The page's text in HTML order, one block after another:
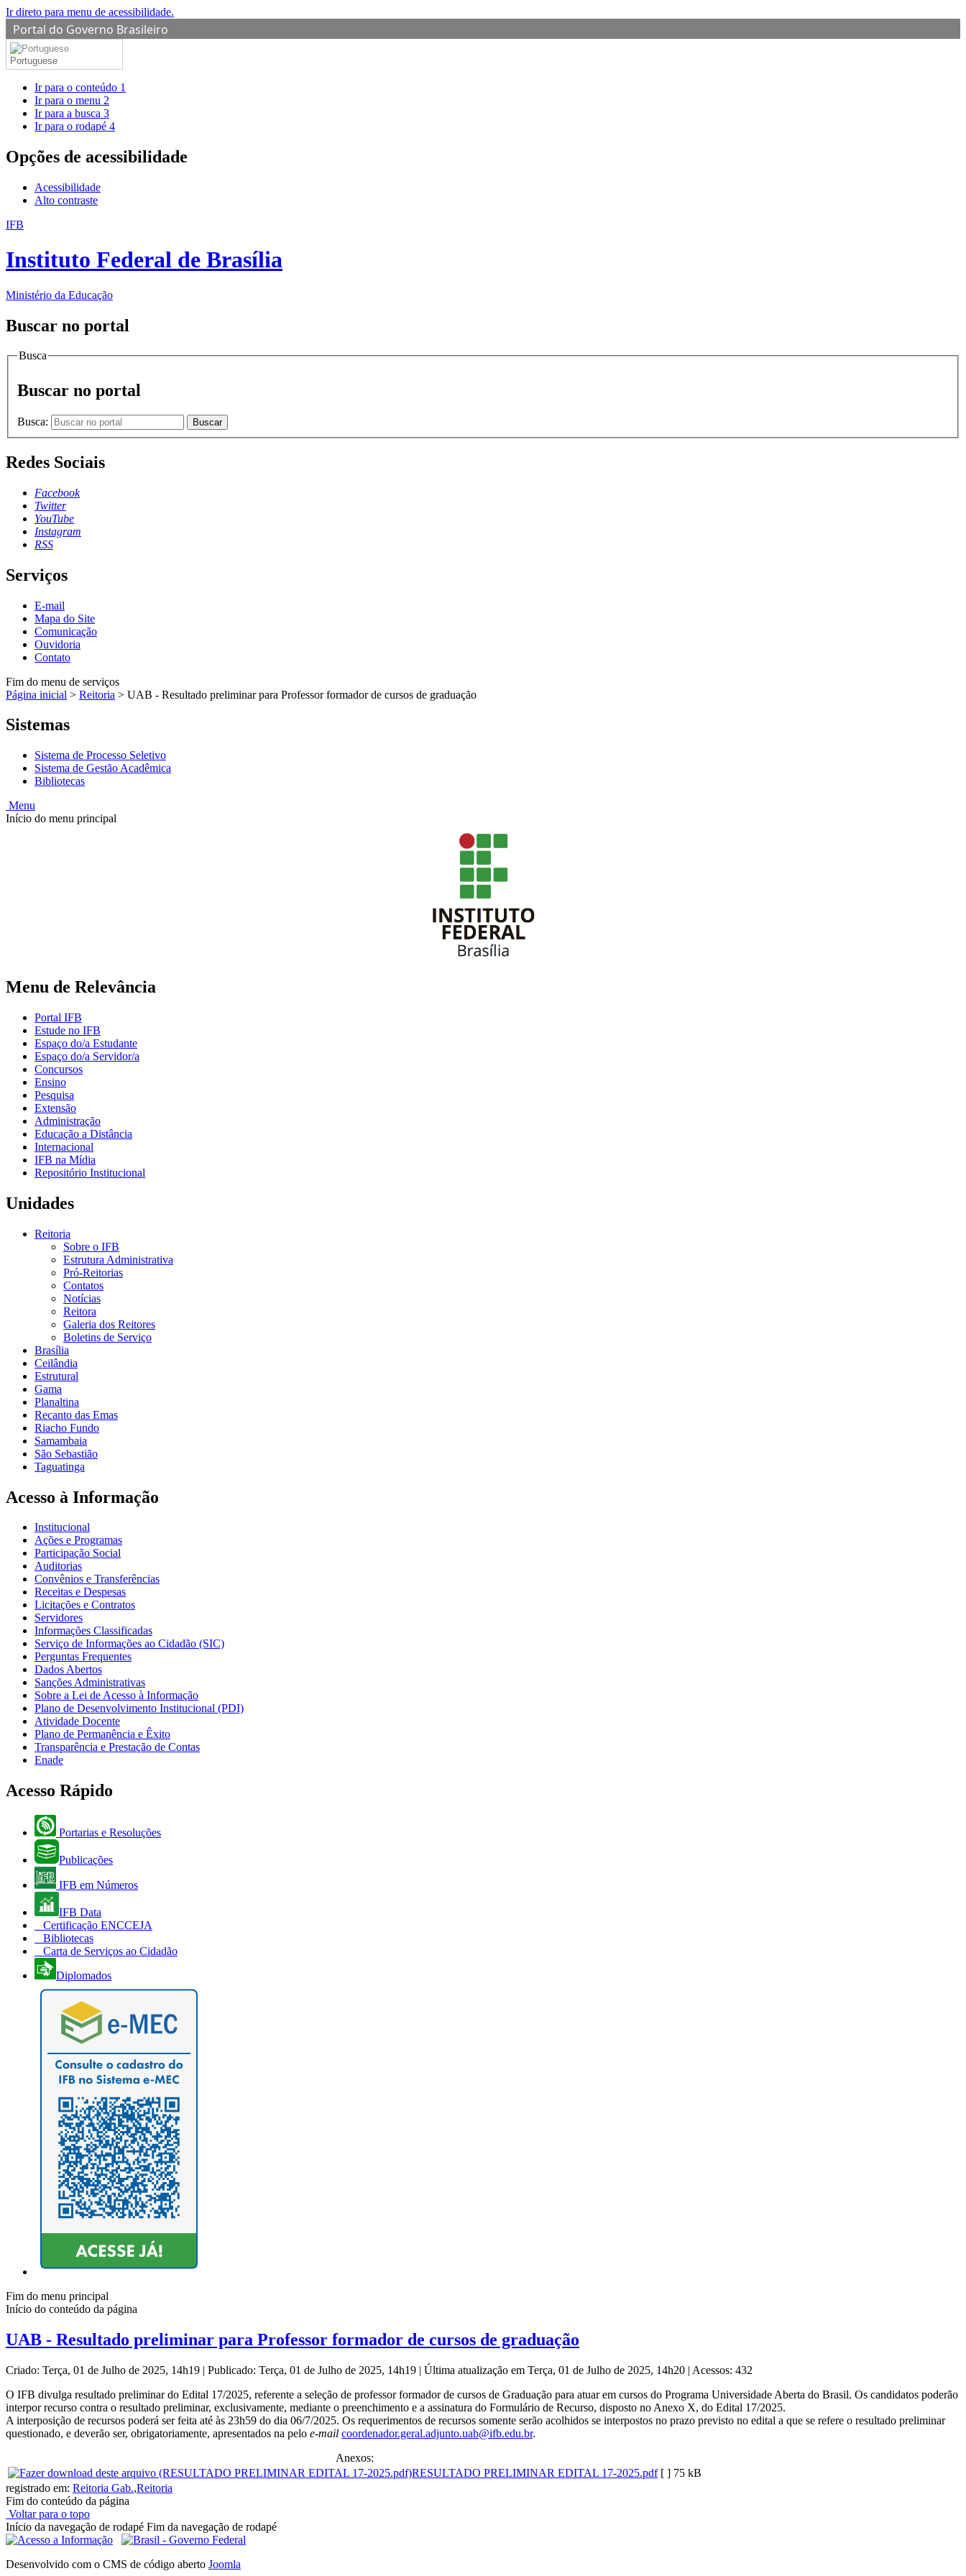
Ir direto para menu de acessibilidade.
Portal do Governo Brasileiro
Portuguese
Ir para o conteúdo 1
Ir para o menu 2
Ir para a busca 3
Ir para o rodapé 4
Opções de acessibilidade
Acessibilidade
Alto contraste
IFB
Instituto Federal de Brasília
Ministério da Educação
Buscar no portal
Busca
Buscar no portal
Busca: Buscar
Redes Sociais
Facebook
Twitter
YouTube
Instagram
RSS
Serviços
E-mail
Mapa do Site
Comunicação
Ouvidoria
Contato
Fim do menu de serviços
Página inicial > Reitoria > UAB - Resultado preliminar para Professor formador de cursos de graduação
Sistemas
Sistema de Processo Seletivo
Sistema de Gestão Acadêmica
Bibliotecas
Menu
Início do menu principal
Menu de Relevância
Portal IFB
Estude no IFB
Espaço do/a Estudante
Espaço do/a Servidor/a
Concursos
Ensino
Pesquisa
Extensão
Administração
Educação a Distância
Internacional
IFB na Mídia
Repositório Institucional
Unidades
Reitoria
Sobre o IFB
Estrutura Administrativa
Pró-Reitorias
Contatos
Notícias
Reitora
Galeria dos Reitores
Boletins de Serviço
Brasília
Ceilândia
Estrutural
Gama
Planaltina
Recanto das Emas
Riacho Fundo
Samambaia
São Sebastião
Taguatinga
Acesso à Informação
Institucional
Ações e Programas
Participação Social
Auditorias
Convênios e Transferências
Receitas e Despesas
Licitações e Contratos
Servidores
Informações Classificadas
Serviço de Informações ao Cidadão (SIC)
Perguntas Frequentes
Dados Abertos
Sanções Administrativas
Sobre a Lei de Acesso à Informação
Plano de Desenvolvimento Institucional (PDI)
Atividade Docente
Plano de Permanência e Êxito
Transparência e Prestação de Contas
Enade
Acesso Rápido
Portarias e Resoluções
Publicações
IFB em Números
IFB Data
Certificação ENCCEJA
Bibliotecas
Carta de Serviços ao Cidadão
Diplomados
Fim do menu principal
Início do conteúdo da página
UAB - Resultado preliminar para Professor formador de cursos de graduação
Criado: Terça, 01 de Julho de 2025, 14h19 | Publicado: Terça, 01 de Julho de 2025, 14h19 | Última atualização em Terça, 01 de Julho de 2025, 14h20 | Acessos: 432
O IFB divulga resultado preliminardo Edital 17/2025, referente a seleção de professor formador de cursos de Graduação para atuar em cursos do Programa Universidade Aberta do Brasil. Os candidatos poderão
interpor recurso contra o resultado preliminar, exclusivamente, mediante o preenchimento e a assinatura do Formulário de Recurso, disposto no Anexo X, do Edital 17/2025.
A interposição de recursos poderá ser feita até às 23h59 do dia 06/7/2025. Os requerimentos de recursos somente serão acolhidos se interpostos no prazo previsto no edital a que se refere o resultado preliminar
questionado, e deverão ser, obrigatoriamente, apresentados na pelo e-mail coordenador.geral.adjunto.uab@ifb.edu.br.
Anexos:
RESULTADO PRELIMINAR EDITAL 17-2025.pdf [ ] 75 kB
registrado em: Reitoria Gab.,Reitoria
Fim do conteúdo da página
Voltar para o topo
Início da navegação de rodapé Fim da navegação de rodapé
Desenvolvido com o CMS de código aberto Joomla